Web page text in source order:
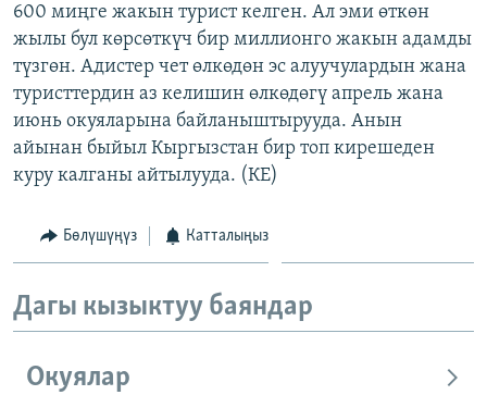
ЫҢГАЙСЫЗ СУРООЛОР
ЭЕ/АРнун бардык сайттары
600 миңге жакын турист келген. Ал эми өткөн
жылы бул көрсөткүч бир миллионго жакын адамды
түзгөн. Адистер чет өлкөдөн эс алуучулардын жана
туристтердин аз келишин өлкөдөгү апрель жана
июнь окуяларына байланыштырууда. Анын
айынан быйыл Кыргызстан бир топ кирешеден
куру калганы айтылууда. (КЕ)
Бөлүшүңүз Катталыңыз
Дагы кызыктуу баяндар
Окуялар